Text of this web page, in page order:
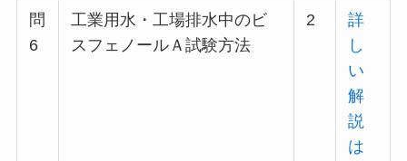
問
6
工業用水・工場排水中のビ
スフェノールＡ試験方法
2
詳
し
い
解
説
は